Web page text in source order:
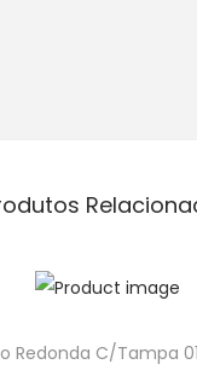
Redonda C/Tampa